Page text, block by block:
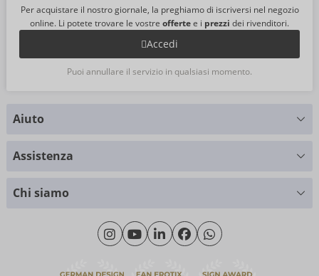
Per acquistare il nostro giornale, la preghiamo di iscriversi nel negozio
online. Li potete trovare le vostre offertee i prezzi dei rivenditori.
Accedi
Puoi annullare il servizio in qualsiasi momento.
Aiuto
Lunedì - Giovedì: 09:00 - 16:00
Venerdì: 09:00 - 15:00
Assistenza
Chi siamo
Riguardo a noi
Sostenibilità
eroFame